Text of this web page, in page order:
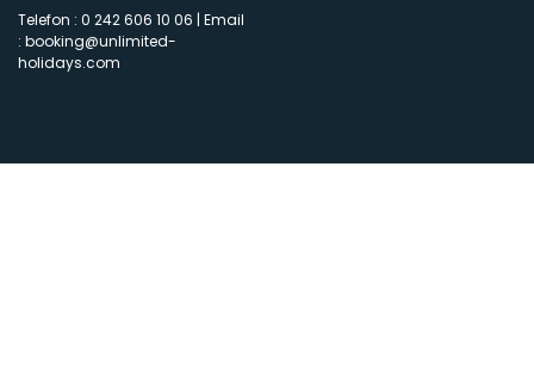
Telefon : 0 242 606 10 06 | Email
: booking@unlimited-
holidays.com